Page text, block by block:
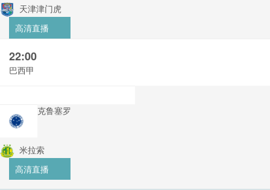
天津津门虎
高清直播
22:00
巴西甲
克鲁塞罗
米拉索
高清直播